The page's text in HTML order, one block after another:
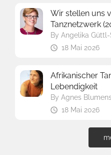
Wir stellen uns
Tanznetzwerk
ByAngelika
18 Mai 2026
Afrikanischer
Lebendigkeit
ByAgnes
18 Mai 2026